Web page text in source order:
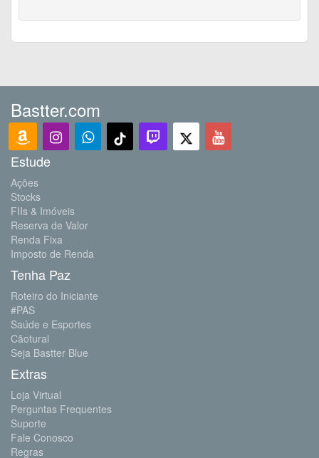
Bastter.com
Estude
Ações
Stocks
FIIs & Imóveis
Reserva de Valor
Renda Fixa
Imposto de Renda
Tenha Paz
Roteiro do Iniciante
#PAS
Saúde e Esportes
Cãotural
Seja Bastter Blue
Extras
Loja Virtual
Perguntas Frequentes
Suporte
Fale Conosco
Regras